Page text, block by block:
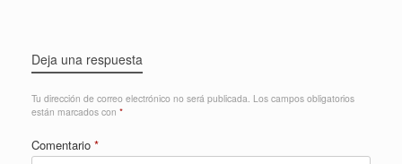
Deja una respuesta
Tu dirección de correo electrónico no será publicada. Los campos obligatorios
están marcados con *
Comentario *